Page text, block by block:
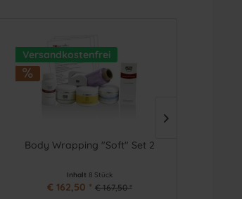
Versandkostenfrei
Body Wrapping "Soft" Set 2
Inhalt 8 Stück
€ 162,50 * € 167,50 *